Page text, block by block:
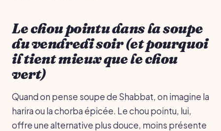
Le chou pointu dans la soupe
du vendredi soir (et pourquoi
il tient mieux que le chou
vert)
Quand on pense soupe de Shabbat, on imagine la
harira ou la chorba épicée. Le chou pointu, lui,
offre une alternative plus douce, moins présente